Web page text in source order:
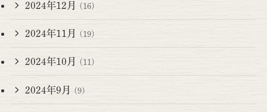
2024年12月 (16)
2024年11月 (19)
2024年10月 (11)
2024年9月 (9)